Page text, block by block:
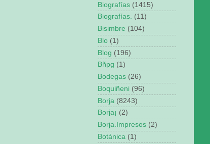
Biografías (1415)
Biografías. (11)
Bisimbre (104)
Blo (1)
Blog (196)
Bñpg (1)
Bodegas (26)
Boquiñeni (96)
Borja (8243)
Borja¡ (2)
Borja.Impresos (2)
Botánica (1)